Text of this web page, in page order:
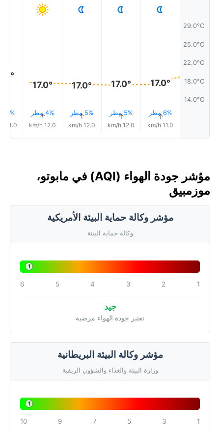
29.0°C
25.0°C
22.0°C
18.0°C
14.0°C
17.0°
6% مطر↑
11.0 km/h
17.0°
5% مطر↑
12.0 km/h
17.0°
5% مطر↑
12.0 km/h
17.0°
4% مطر↑
12.0 km/h
3% مطر
13.0 km/h
مؤشر جودة الهواء (AQI) في مابوتو،
موزمبيق
مؤشر وكالة حماية البيئة الأمريكية
وكالة حماية البيئة
1
1
2
3
4
5
6
جيد
تعتبر جودة الهواء مرضية
مؤشر وكالة البيئة البريطانية
وزارة البيئة والغذاء والشؤون الريفية
1
1
3
5
7
9
10